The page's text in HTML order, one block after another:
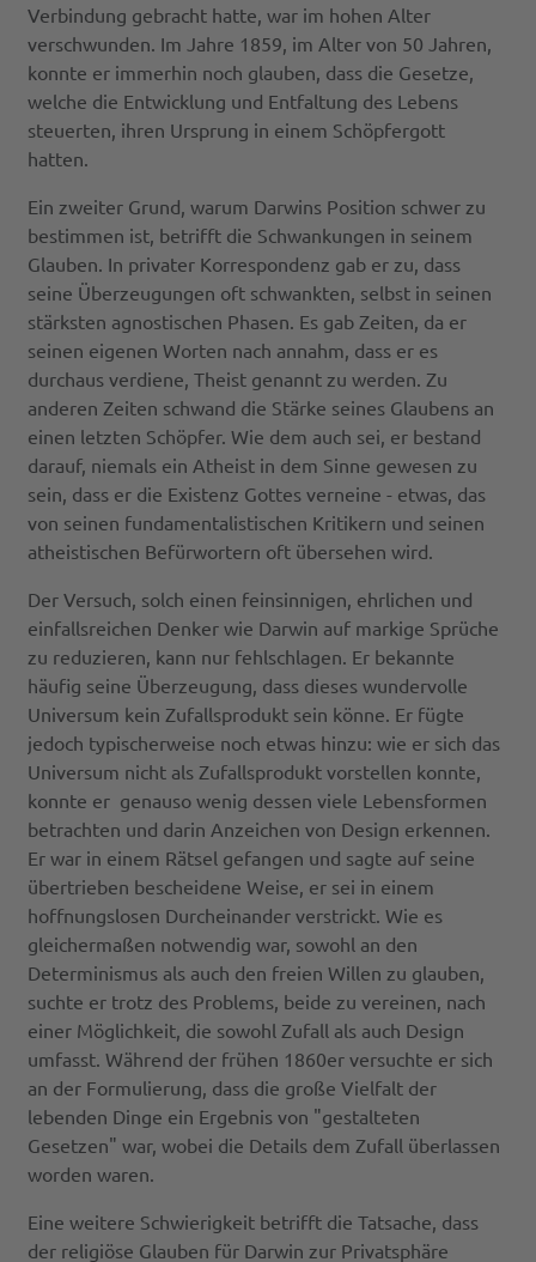
Verbindung gebracht hatte, war im hohen Alter
verschwunden. Im Jahre 1859, im Alter von 50 Jahren,
konnte er immerhin noch glauben, dass die Gesetze,
welche die Entwicklung und Entfaltung des Lebens
steuerten, ihren Ursprung in einem Schöpfergott
hatten.
Ein zweiter Grund, warum Darwins Position schwer zu
bestimmen ist, betrifft die Schwankungen in seinem
Glauben. In privater Korrespondenz gab er zu, dass
seine Überzeugungen oft schwankten, selbst in seinen
stärksten agnostischen Phasen. Es gab Zeiten, da er
seinen eigenen Worten nach annahm, dass er es
durchaus verdiene, Theist genannt zu werden. Zu
anderen Zeiten schwand die Stärke seines Glaubens an
einen letzten Schöpfer. Wie dem auch sei, er bestand
darauf, niemals ein Atheist in dem Sinne gewesen zu
sein, dass er die Existenz Gottes verneine - etwas, das
von seinen fundamentalistischen Kritikern und seinen
atheistischen Befürwortern oft übersehen wird.
Der Versuch, solch einen feinsinnigen, ehrlichen und
einfallsreichen Denker wie Darwin auf markige Sprüche
zu reduzieren, kann nur fehlschlagen. Er bekannte
häufig seine Überzeugung, dass dieses wundervolle
Universum kein Zufallsprodukt sein könne. Er fügte
jedoch typischerweise noch etwas hinzu: wie er sich das
Universum nicht als Zufallsprodukt vorstellen konnte,
konnte er genauso wenig dessen viele Lebensformen
betrachten und darin Anzeichen von Design erkennen.
Er war in einem Rätsel gefangen und sagte auf seine
übertrieben bescheidene Weise, er sei in einem
hoffnungslosen Durcheinander verstrickt. Wie es
gleichermaßen notwendig war, sowohl an den
Determinismus als auch den freien Willen zu glauben,
suchte er trotz des Problems, beide zu vereinen, nach
einer Möglichkeit, die sowohl Zufall als auch Design
umfasst. Während der frühen 1860er versuchte er sich
an der Formulierung, dass die große Vielfalt der
lebenden Dinge ein Ergebnis von "gestalteten
Gesetzen" war, wobei die Details dem Zufall überlassen
worden waren.
Eine weitere Schwierigkeit betrifft die Tatsache, dass
der religiöse Glauben für Darwin zur Privatsphäre